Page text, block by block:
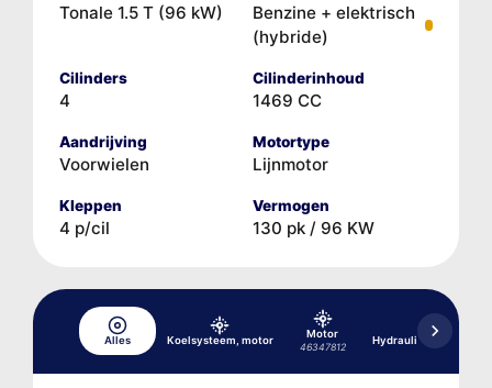
Tonale 1.5 T (96 kW)
Benzine + elektrisch
(hybride)
Cilinders
4
Cilinderinhoud
1469 CC
Aandrijving
Voorwielen
Motortype
Lijnmotor
Kleppen
4 p/cil
Vermogen
130 pk / 96 KW
Alles Koelsysteem, motor
Motor
46347812
Hydraulisch